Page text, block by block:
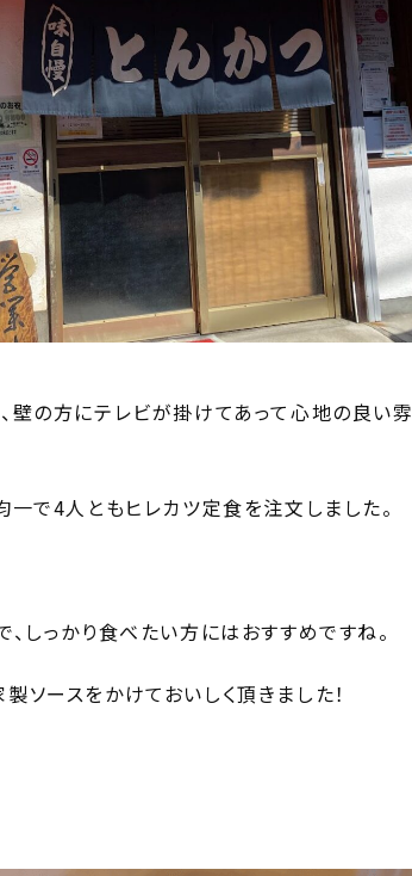
の方にテレビが掛けてあって心地の良い雰
一で4人ともヒレカツ定食を注文しました。
しっかり食べたい方にはおすすめですね。
ソースをかけておいしく頂きました！